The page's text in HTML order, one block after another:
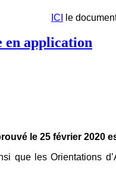
ICI le
en application
le 25 février 2020
que les Orientations